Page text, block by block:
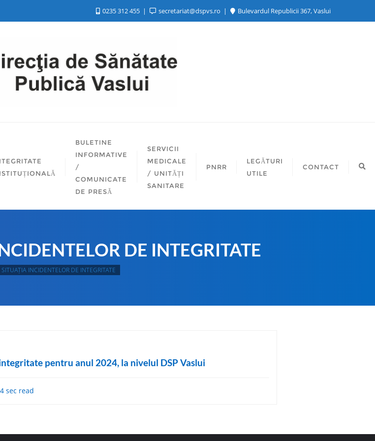
0235 312 455 secretariat@dspvs.ro Bulevardul Republicii 367, Vaslui
BULETINE
INFORMATIVE
/
COMUNICATE
DE PRESĂ
SERVICII
MEDICALE
/ UNITĂȚI
SANITARE
PNRR
LEGĂTURI
UTILE
CONTACT
DE INTEGRITATE
SITUAȚIA INCIDENTELOR DE INTEGRITATE
pentru anul 2024, la nivelul DSP Vaslui
sec read